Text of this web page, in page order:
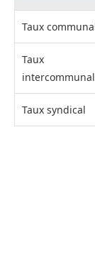
Taux
Taux
intercommunal
Taux syndical